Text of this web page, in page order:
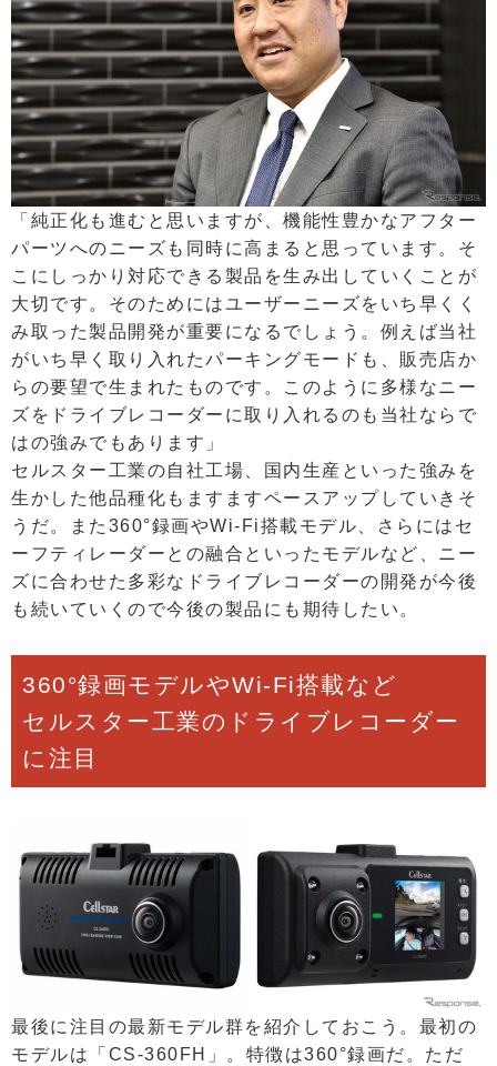
「純正化も進むと思いますが、機能性豊かなアフター
パーツへのニーズも同時に高まると思っています。そ
こにしっかり対応できる製品を生み出していくことが
大切です。そのためにはユーザーニーズをいち早くく
み取った製品開発が重要になるでしょう。例えば当社
がいち早く取り入れたパーキングモードも、販売店か
らの要望で生まれたものです。このように多様なニー
ズをドライブレコーダーに取り入れるのも当社ならで
はの強みでもあります」
セルスター工業の自社工場、国内生産といった強みを
生かした他品種化もますますペースアップしていきそ
うだ。また360°録画やWi-Fi搭載モデル、さらにはセ
ーフティレーダーとの融合といったモデルなど、ニー
ズに合わせた多彩なドライブレコーダーの開発が今後
も続いていくので今後の製品にも期待したい。
360°録画モデルやWi-Fi搭載など
セルスター工業のドライブレコーダー
に注目
最後に注目の最新モデル群を紹介しておこう。最初の
モデルは「CS-360FH」。特徴は360°録画だ。ただ